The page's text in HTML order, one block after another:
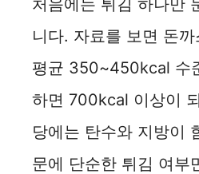
니다. 자료를 보면 돈
평균 350~450kcal 수
하면 700kcal 이상이
당에는 탄수와 지방이
문에 단순한 튀김 여부